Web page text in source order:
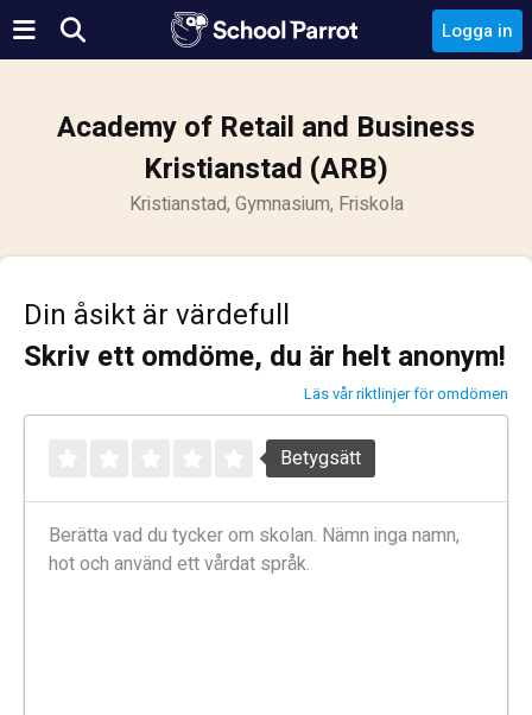
Logga in
Academy of Retail and Business
Kristianstad (ARB)
Kristianstad, Gymnasium, Friskola
Din åsikt är värdefull
Skriv ett omdöme, du är helt anonym!
Läs vår riktlinjer för omdömen
Betygsätt